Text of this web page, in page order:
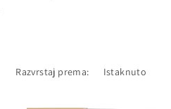
Razvrstaj prema: